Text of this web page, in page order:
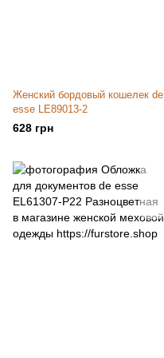
Женский бордовый кошелек de
esse LE89013-2
628 грн